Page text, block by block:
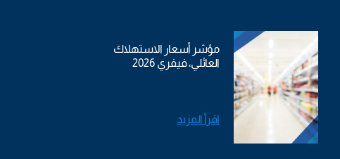
مؤشر أسعار الاستهلاك
العائلي، فيفري 2026
اقرأ المزيد